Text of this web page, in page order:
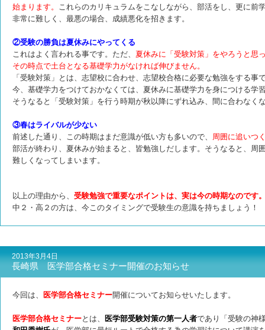
始まります。 これらのカリキュラムをこなしながら、部活をし、更に前
非常に難しく、最悪の場合、成績悪化を招きます。
②受験の勝負は夏休みにやってくる
これはよく言われる事です。ただ、 夏休みに「受験対策」をやろうと思
その時点で土台となる基礎学力がなければ伸びません。
「受験対策」とは、志望校に合わせ、志望校合格に必要な勉強をする事
今、基礎学力をつけておかなくては、夏休みに基礎学力を身につける学
そうなると「受験対策」を行う時期が秋以降にずれ込み、間に合わなく
③春はライバルが少ない
前述した通り、この時期はまだ意識が低い方も多いので、 周囲に追いつ
部活が終わり、夏休みが始まると、皆勉強しだします。そうなると、周
難しくなってしまいます。
以上の理由から、 受験勉強で重要なポイントは、実は今の時期なのです
中２・高２の方は、今このタイミングで受験生の意識を持ちましょう！
2013年3月4日
長崎県 医学部合格セミナー開催のお知らせ
今回は、 医学部合格セミナー開催についてお知らせいたします。
医学部合格セミナーとは、 医学部受験対策の第一人者であり「受験の神